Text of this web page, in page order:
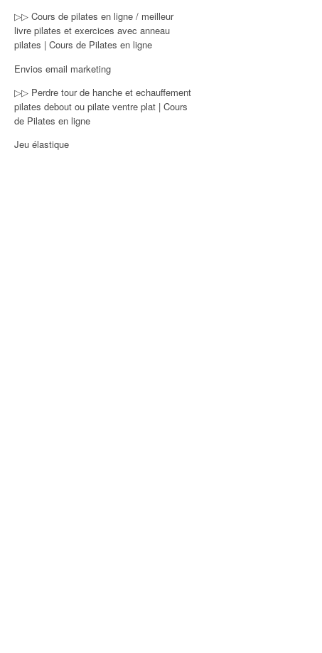
▷▷ Cours de pilates en ligne / meilleur
livre pilates et exercices avec anneau
pilates | Cours de Pilates en ligne
Envios email marketing
▷▷ Perdre tour de hanche et echauffement
pilates debout ou pilate ventre plat | Cours
de Pilates en ligne
Jeu élastique